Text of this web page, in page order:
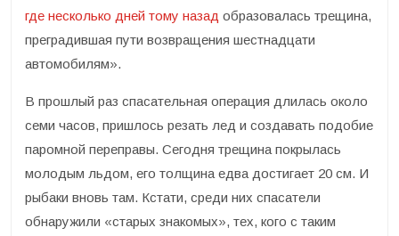
где несколько дней тому назад образовалась трещина,
преградившая пути возвращения шестнадцати
автомобилям».
В прошлый раз спасательная операция длилась около
семи часов, пришлось резать лед и создавать подобие
паромной переправы. Сегодня трещина покрылась
молодым льдом, его толщина едва достигает 20 см. И
рыбаки вновь там. Кстати, среди них спасатели
обнаружили «старых знакомых», тех, кого с таким